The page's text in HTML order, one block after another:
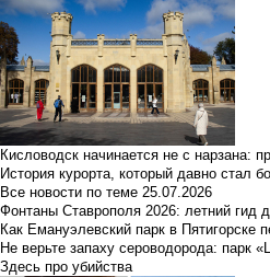
Кисловодск начинается не с нарзана:
История курорта, который давно стал
Все новости по теме 25.07.2026
Фонтаны Ставрополя 2026: летний гид
Как Емануэлевский парк в
Не верьте запаху сероводорода: парк
Здесь про убийства